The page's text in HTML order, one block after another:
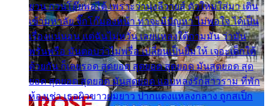
ยวน กวนโอ๊ยพอได้ เพราะว่านุ่งลีวายส์ ตัวใหม่ใส่มา เดิน
เข้ามหาลัย จิ๊กโก๊มองหน้า ท่าจะมีปัญหา ไม่พอใจ ได้เป็น
เรื่องแน่นอน แต่ฉันไม่หวั่น เลยแหลงใต้ถามมัน ว่ามัน
พรั่นพรือ มันตอบว่าไม่พรื่อ เปลี่ยนเป็นยิ้มให้ เจอะเด็กใต้
ด้วยกัน ก็เลยรอด สุดยอด สุดยอด สุดยอด มันสุดยอด สุด
ยอด สุดยอด สุดยอด มันสุดยอด แอบหลงรักสาวราม ที่พัก
ห้องเช่า เธอผิวขาวผมยาว ปากแดงแหลงกลาง ถูกสเป็ก